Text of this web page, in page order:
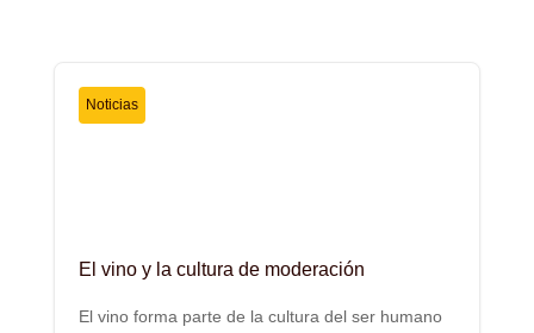
Noticias
El vino y la cultura de moderación
El vino forma parte de la cultura del ser humano